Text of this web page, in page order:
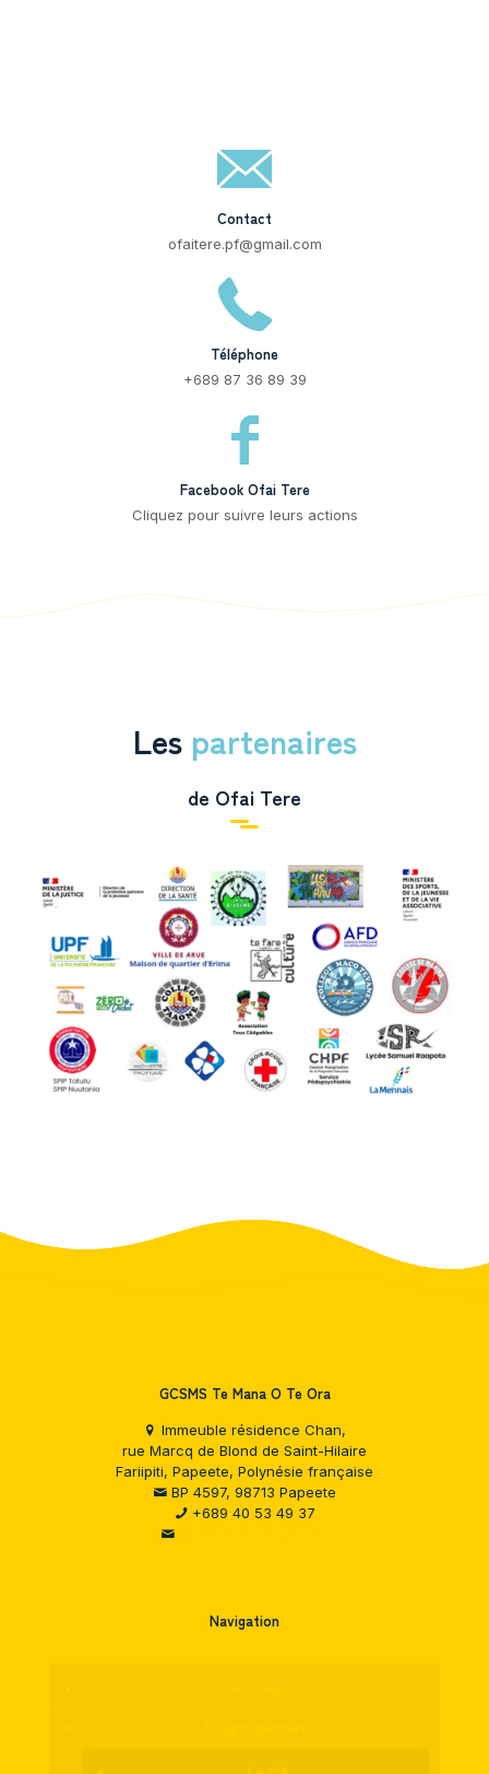
Contact
ofaitere.pf@gmail.com
Téléphone
+689 87 36 89 39
Facebook Ofai Tere
Cliquez pour suivre leurs actions
Les partenaires
de Ofai Tere
GCSMS Te Mana O Te Ora
Immeuble résidence Chan,
rue Marcq de Blond de Saint-Hilaire
Fariipiti, Papeete, Polynésie française
BP 4597, 98713 Papeete
+689 40 53 49 37
Navigation